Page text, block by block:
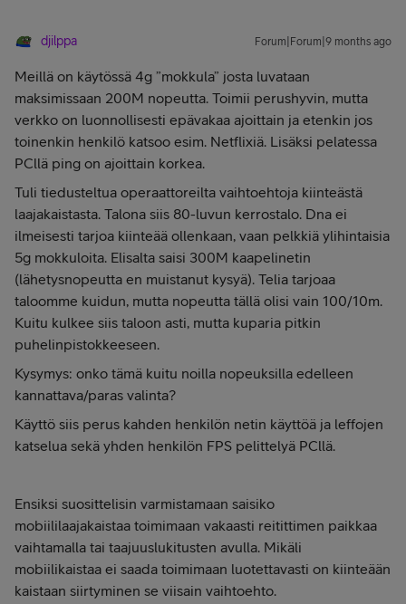
djilppa Forum|Forum|9 months ago
Meillä on käytössä 4g ”mokkula” josta luvataan
maksimissaan 200M nopeutta. Toimii perushyvin, mutta
verkko on luonnollisesti epävakaa ajoittain ja etenkin jos
toinenkin henkilö katsoo esim. Netflixiä. Lisäksi pelatessa
PCllä ping on ajoittain korkea.
Tuli tiedusteltua operaattoreilta vaihtoehtoja kiinteästä
laajakaistasta. Talona siis 80-luvun kerrostalo. Dna ei
ilmeisesti tarjoa kiinteää ollenkaan, vaan pelkkiä ylihintaisia
5g mokkuloita. Elisalta saisi 300M kaapelinetin
(lähetysnopeutta en muistanut kysyä). Telia tarjoaa
taloomme kuidun, mutta nopeutta tällä olisi vain 100/10m.
Kuitu kulkee siis taloon asti, mutta kuparia pitkin
puhelinpistokkeeseen.
Kysymys: onko tämä kuitu noilla nopeuksilla edelleen
kannattava/paras valinta?
Käyttö siis perus kahden henkilön netin käyttöä ja leffojen
katselua sekä yhden henkilön FPS pelittelyä PCllä.
Ensiksi suosittelisin varmistamaan saisiko
mobiililaajakaistaa toimimaan vakaasti reitittimen paikkaa
vaihtamalla tai taajuuslukitusten avulla. Mikäli
mobiilikaistaa ei saada toimimaan luotettavasti on kiinteään
kaistaan siirtyminen se viisain vaihtoehto.